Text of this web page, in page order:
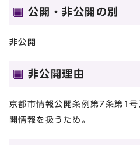
公開・非公開の別
非公開
非公開理由
京都市情報公開条例第7条第1
開情報を扱うため。